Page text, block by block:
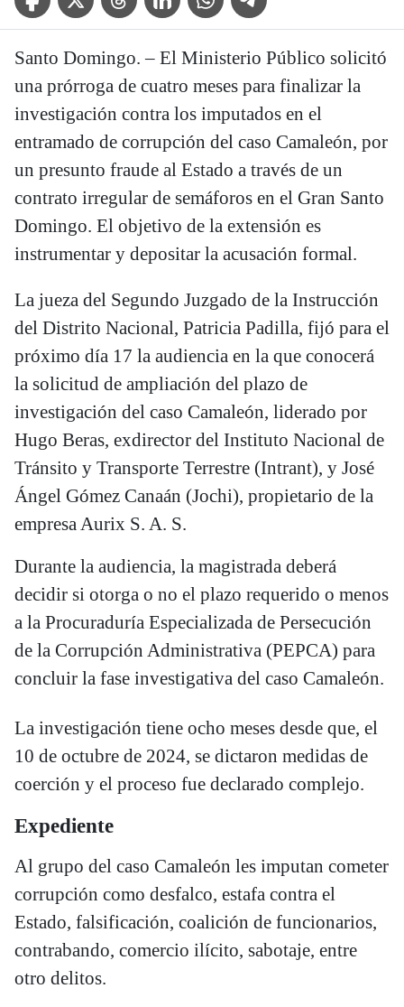
Santo Domingo. – El Ministerio Público solicitó
una prórroga de cuatro meses para finalizar la
investigación contra los imputados en el
entramado de corrupción del caso Camaleón, por
un presunto fraude al Estado a través de un
contrato irregular de semáforos en el Gran Santo
Domingo. El objetivo de la extensión es
instrumentar y depositar la acusación formal.
La jueza del Segundo Juzgado de la Instrucción
del Distrito Nacional, Patricia Padilla, fijó para el
próximo día 17 la audiencia en la que conocerá
la solicitud de ampliación del plazo de
investigación del caso Camaleón, liderado por
Hugo Beras, exdirector del Instituto Nacional de
Tránsito y Transporte Terrestre (Intrant), y José
Ángel Gómez Canaán (Jochi), propietario de la
empresa Aurix S. A. S.
Durante la audiencia, la magistrada deberá
decidir si otorga o no el plazo requerido o menos
a la Procuraduría Especializada de Persecución
de la Corrupción Administrativa (PEPCA) para
concluir la fase investigativa del caso Camaleón.
La investigación tiene ocho meses desde que, el
10 de octubre de 2024, se dictaron medidas de
coerción y el proceso fue declarado complejo.
Expediente
Al grupo del caso Camaleón les imputan cometer
corrupción como desfalco, estafa contra el
Estado, falsificación, coalición de funcionarios,
contrabando, comercio ilícito, sabotaje, entre
otro delitos.